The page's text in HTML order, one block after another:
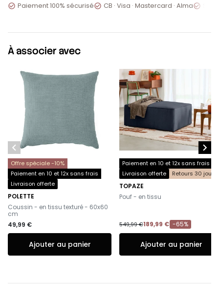
 Paiement 100% sécurisé CB · Visa · Mastercard · Alma
À associer avec
Offre spéciale -10%
Paiement en 10 et 12x sans frais
Livraison offerte
POLETTE
-
Coussin - en tissu texturé - 60x60
cm
49,99 €
Ajouter au panier
Paiement en 10 et 12x sans frais
Livraison offerte
Retours 30 jours
TOPAZE
-
Pouf - en tissu
549,99 €189,99 € -65%
Ajouter au panier
 